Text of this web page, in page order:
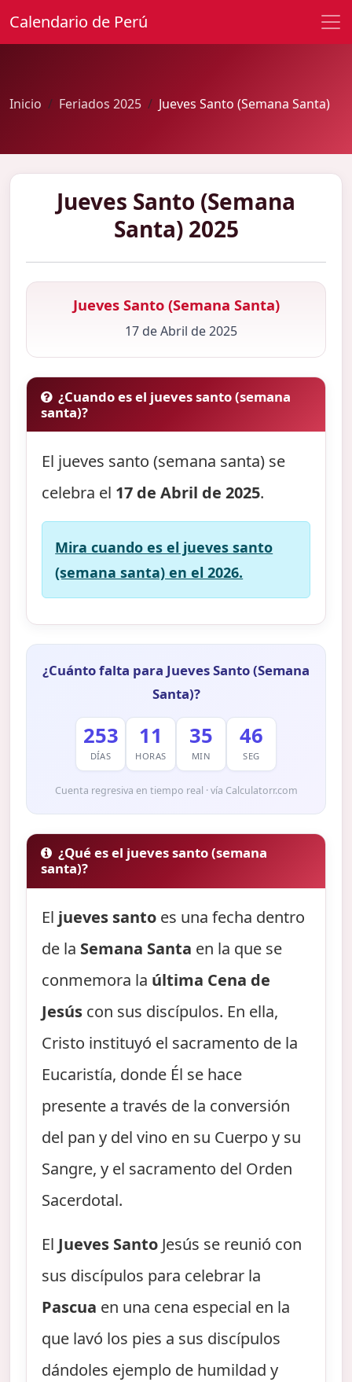
Calendario de Perú
Inicio Feriados 2025 Jueves Santo (Semana Santa)
Jueves Santo (Semana
Santa) 2025
Jueves Santo (Semana Santa)
17 de Abril de 2025
¿Cuando es el jueves santo (semana
santa)?
El jueves santo (semana santa) se
celebra el 17 de Abril de 2025.
Mira cuando es el jueves santo
(semana santa) en el 2026.
¿Cuánto falta para Jueves Santo (Semana
Santa)?
253
DÍAS
11
HORAS
35
MIN
46
SEG
Cuenta regresiva en tiempo real · vía Calculatorr.com
¿Qué es el jueves santo (semana
santa)?
El jueves santo es una fecha dentro
de la Semana Santa en la que se
conmemora la última Cena de
Jesús con sus discípulos. En ella,
Cristo instituyó el sacramento de la
Eucaristía, donde Él se hace
presente a través de la conversión
del pan y del vino en su Cuerpo y su
Sangre, y el sacramento del Orden
Sacerdotal.
El Jueves Santo Jesús se reunió con
sus discípulos para celebrar la
Pascua en una cena especial en la
que lavó los pies a sus discípulos
dándoles ejemplo de humildad y